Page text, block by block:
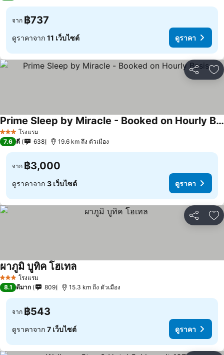
จาก ฿737
ดูราคาจาก 11 เว็บไซต์ ดูราคา
แชร์ เ
3 ดาว โรงแรม
Prime Sleep by Miracle - Booked on Hourly Basis
ดูราคา
7.6 ดี 638 19.6 km ถึง ตัวเมือง
จาก ฿3,000
ดูราคาจาก 3 เว็บไซต์ ดูราคา
แชร์ เ
3 ดาว โรงแรม
ผาภูมิ บูทิค โฮเทลดูราคา
8.1 ดีมาก 809 15.3 km ถึง ตัวเมือง
จาก ฿543
ดูราคาจาก 7 เว็บไซต์ ดูราคา